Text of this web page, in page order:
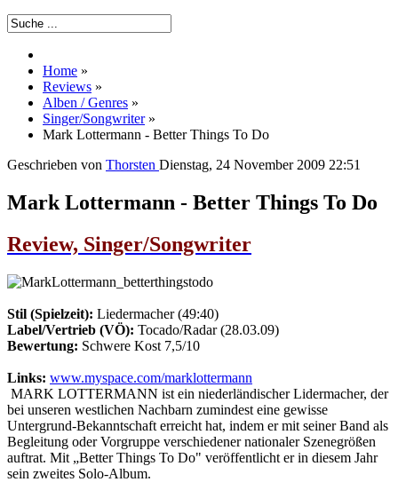
Home »
Reviews »
Alben / Genres »
Singer/Songwriter »
Mark Lottermann - Better Things To Do
Geschrieben von Thorsten Dienstag, 24 November 2009 22:51
Mark Lottermann - Better Things To Do
Review, Singer/Songwriter
Stil (Spielzeit): Liedermacher (49:40)
Label/Vertrieb (VÖ): Tocado/Radar (28.03.09)
Bewertung: Schwere Kost 7,5/10
Links: www.myspace.com/marklottermann
MARK LOTTERMANN ist ein niederländischer Lidermacher, der
bei unseren westlichen Nachbarn zumindest eine gewisse
Untergrund-Bekanntschaft erreicht hat, indem er mit seiner Band als
Begleitung oder Vorgruppe verschiedener nationaler Szenegrößen
auftrat. Mit „Better Things To Do" veröffentlicht er in diesem Jahr
sein zweites Solo-Album.